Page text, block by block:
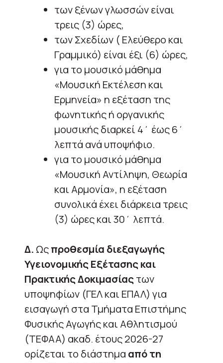
των ξένων γλωσσών είναι
τρεις (3) ώρες,
των Σχεδίων ( Ελεύθερο και
Γραμμικό) είναι έξι (6) ώρες,
για το μουσικό μάθημα
«Μουσική Εκτέλεση και
Ερμηνεία» η εξέταση της
φωνητικής ή οργανικής
μουσικής διαρκεί 4΄ έως 6΄
λεπτά ανά υποψήφιο.
για το μουσικό μάθημα
«Μουσική Αντίληψη, Θεωρία
και Αρμονία», η εξέταση
συνολικά έχει διάρκεια τρεις
(3) ώρες και 30΄ λεπτά.
Δ. Ωςπροθεσμία διεξαγωγής
Υγειονομικής Εξέτασης και
Πρακτικής Δοκιμασίαςτων
υποψηφίων (ΓΕΛ και ΕΠΑΛ) για
εισαγωγή στα Τμήματα Επιστήμης
Φυσικής Αγωγής και Αθλητισμού
(ΤΕΦΑΑ) ακαδ. έτους 2026-27
ορίζεται το διάστημα από τη